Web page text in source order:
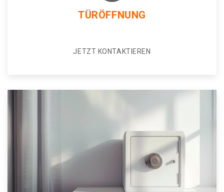
TÜRÖFFNUNG
JETZT KONTAKTIEREN